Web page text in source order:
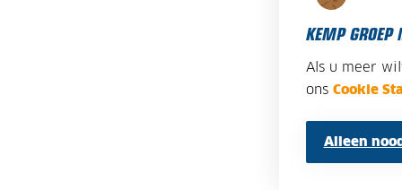
KEMP GROEP
Als u meer
ons Cookie
Alleen